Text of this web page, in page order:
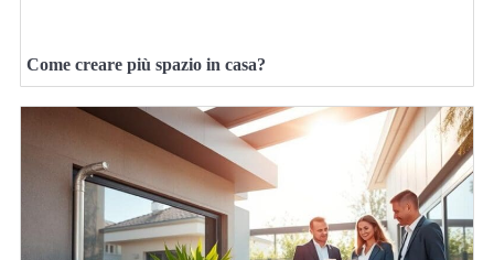
Come creare più spazio in casa?